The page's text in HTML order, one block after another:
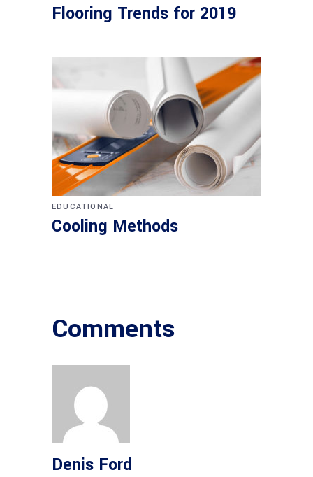
Flooring Trends for 2019
EDUCATIONAL
Cooling Methods
Comments
Denis Ford